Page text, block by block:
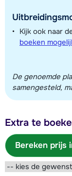
Kijk ook naar
boeken
De genoemde
samengesteld,
Extra te
Bereken prijs